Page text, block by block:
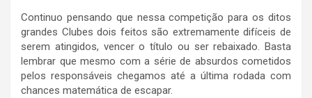
Continuo pensando que nessa competição para os ditos
grandes Clubes dois feitos são extremamente difíceis de
serem atingidos, vencer o título ou ser rebaixado. Basta
lembrar que mesmo com a série de absurdos cometidos
pelos responsáveis chegamos até a última rodada com
chances matemática de escapar.